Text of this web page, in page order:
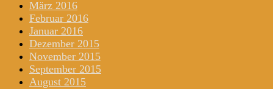
März 2016
Februar 2016
Januar 2016
Dezember 2015
November 2015
September 2015
August 2015